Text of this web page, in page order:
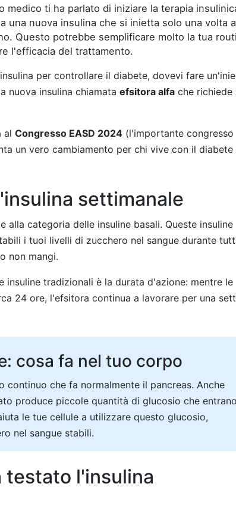
medico ti ha parlato di iniziare la terapia
una nuova insulina che si inietta solo una volta
Questo potrebbe semplificare molto la tua
l'efficacia del trattamento.
per controllare il diabete, dovevi fare
nuova insulina chiamata efsitora alfa che richiede
al Congresso EASD 2024 (l'importante congresso
un vero cambiamento per chi vive con il diabete
settimanale
alla categoria delle insuline basali. Queste insuline
i tuoi livelli di zucchero nel sangue durante
non mangi.
insuline tradizionali è la durata d'azione: mentre le
24 ore, l'efsitora continua a lavorare per una
cosa fa nel tuo corpo
continuo che fa normalmente il pancreas. Anche
produce piccole quantità di glucosio che entrano
le tue cellule a utilizzare questo glucosio,
nel sangue stabili.
testato l'insulina